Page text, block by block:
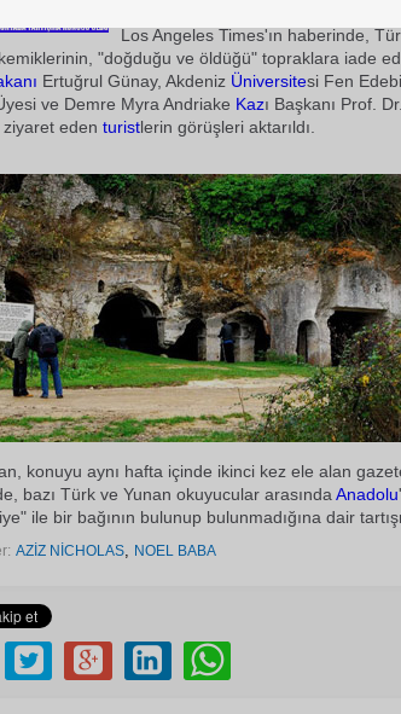
Los Angeles Times'ın haberinde,
kemiklerinin, "doğduğu ve öldüğü" topraklara iade
Ertuğrul Günay, Akdeniz Üniversitesi Fen Edebi
ve Demre Myra Andriake Kazı Başkanı Prof.
ziyaret eden turistlerin görüşleri aktarıldı.
konuyu aynı hafta içinde ikinci kez ele alan
bazı Türk ve Yunan okuyucular arasında Anadolu
ile bir bağının bulunup bulunmadığına dair
AZİZ NİCHOLAS, NOEL BABA